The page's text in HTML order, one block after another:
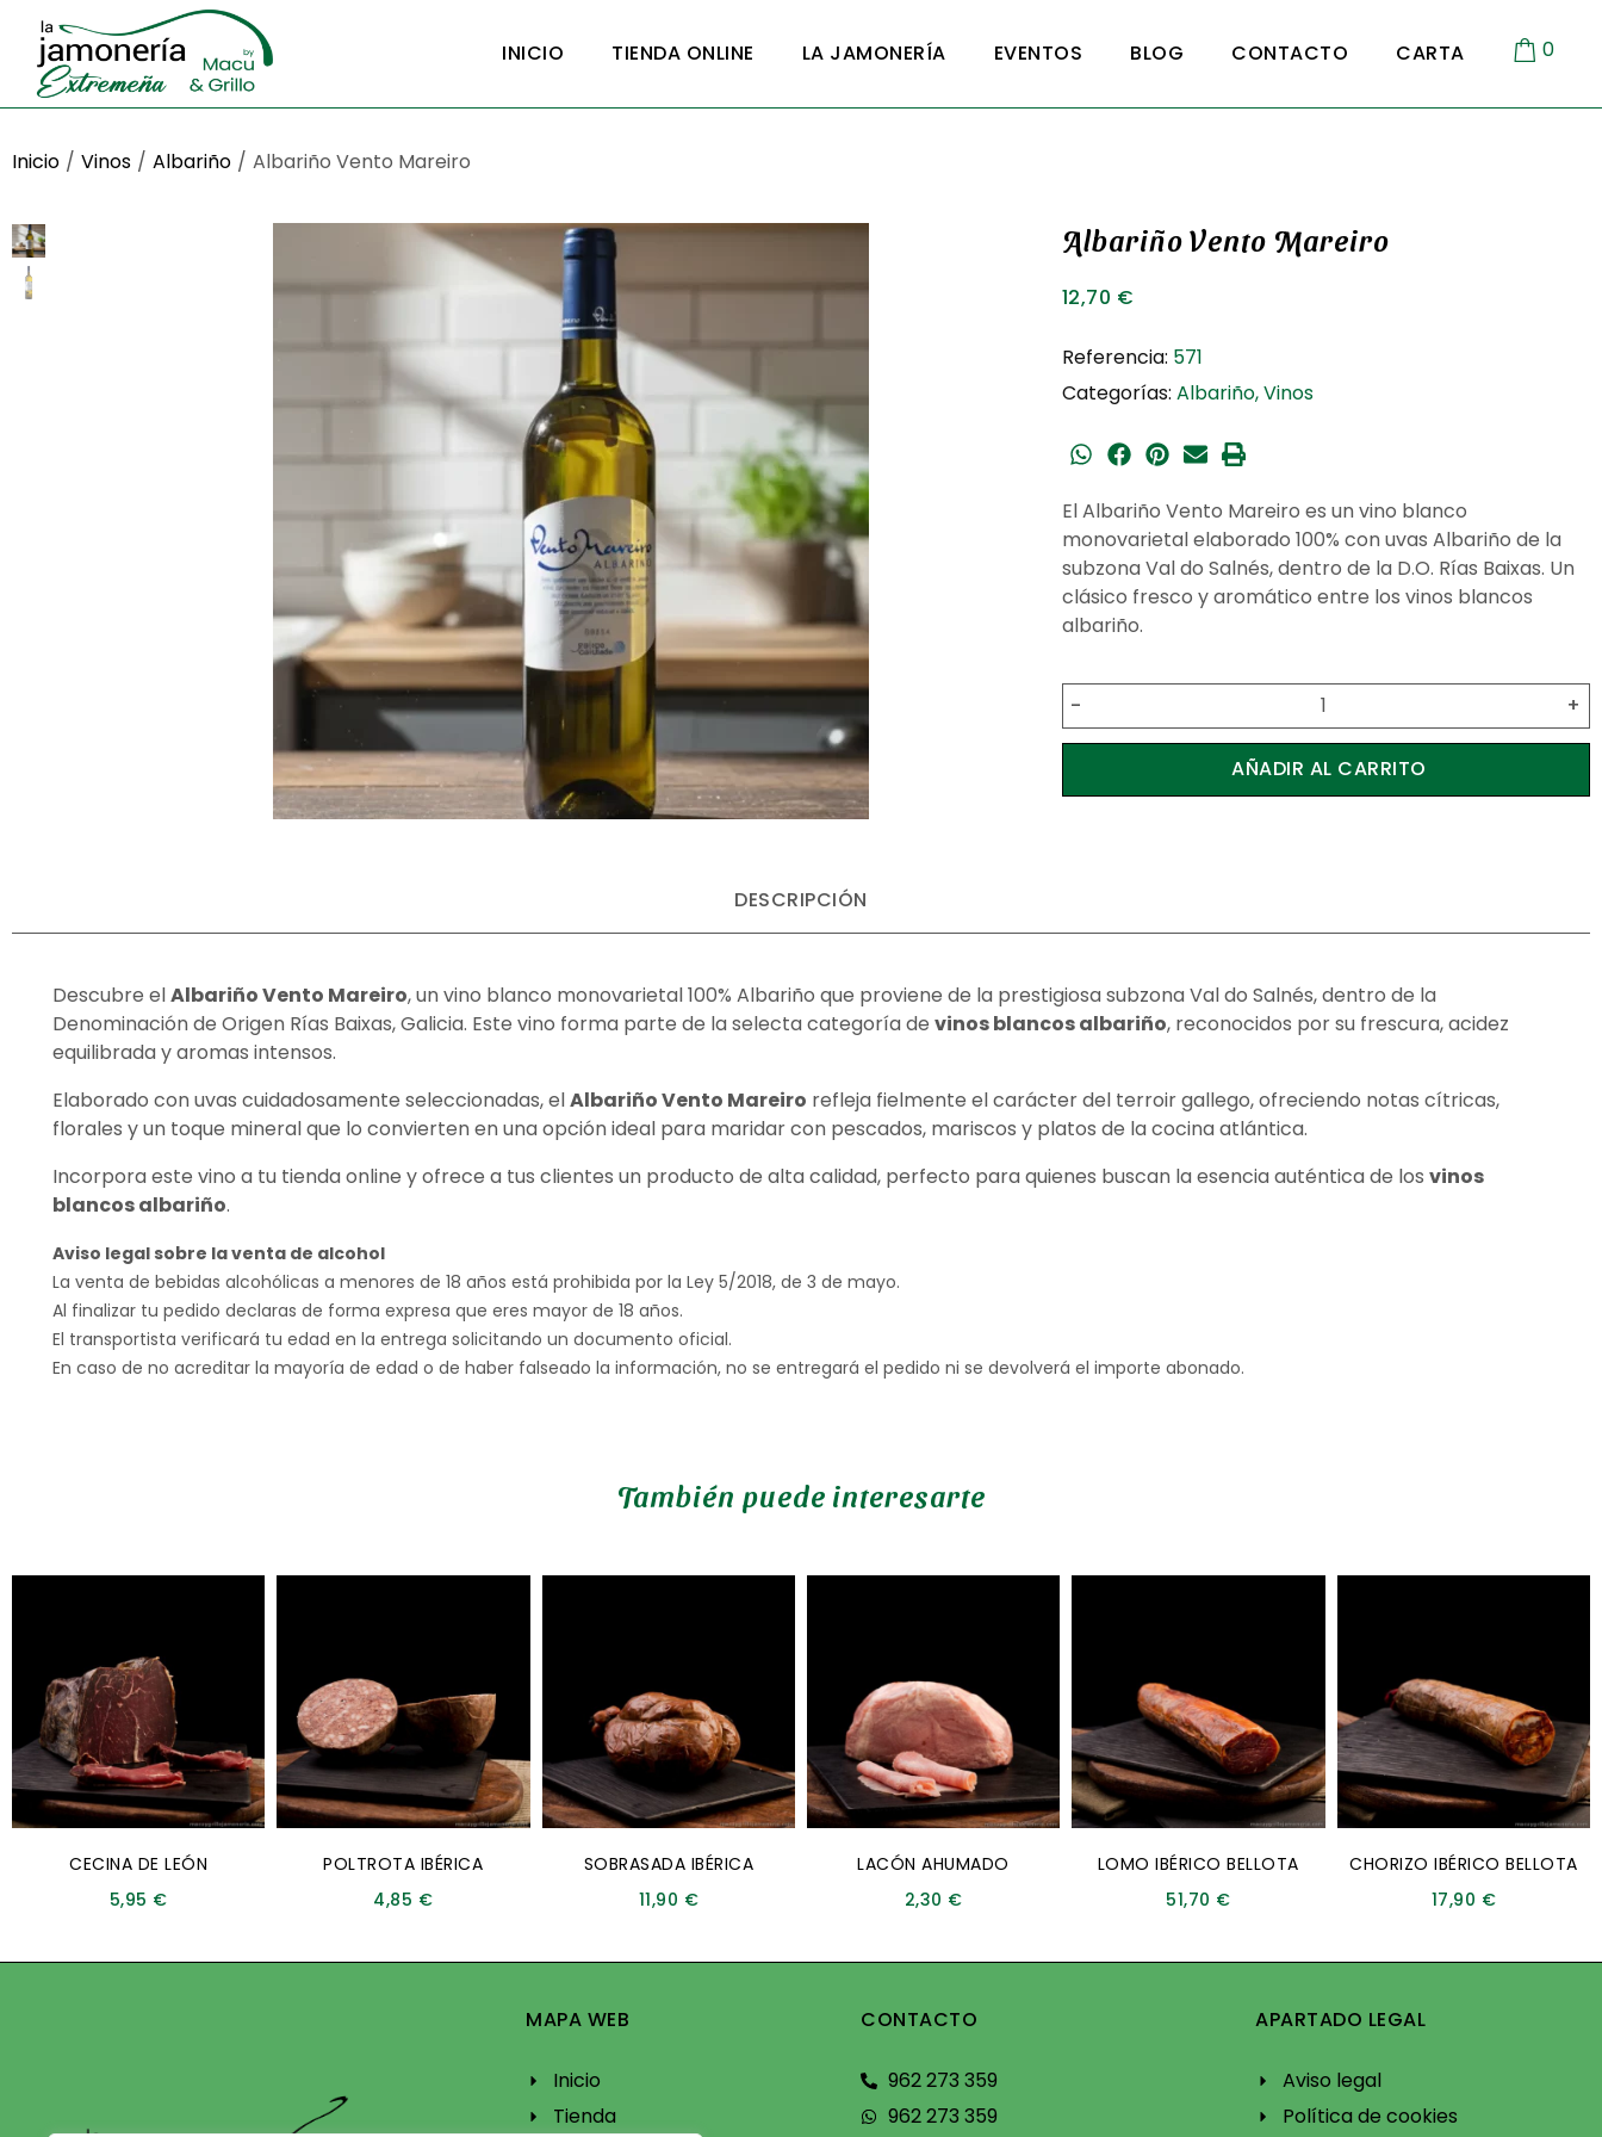
INICIO TIENDA ONLINE LA JAMONERÍA EVENTOS BLOG CONTACTO CARTA 0
Inicio / Vinos / Albariño / Albariño Vento Mareiro
Albariño Vento Mareiro
12,70 €
Referencia: 571
Categorías: Albariño,Vinos
ElAlbariño Vento Mareiro es un vino blanco
monovarietal elaborado 100% con uvas Albariño de la
subzona Val do Salnés, dentro de la D.O. Rías Baixas. Un
clásico fresco y aromático entre los vinos blancos
albariño.
- +
AÑADIR AL CARRITO
DESCRIPCIÓN
Descubre elAlbariño Vento Mareiro, un vino blanco monovarietal 100% Albariño que proviene de la prestigiosa subzona Val do Salnés, dentro de la
Denominación de Origen Rías Baixas, Galicia. Este vino forma parte de la selecta categoría de vinos blancos albariño, reconocidos por su frescura, acidez
equilibrada y aromas intensos.
Elaborado con uvas cuidadosamente seleccionadas, elAlbariño Vento Mareiro refleja fielmente el carácter del terroir gallego, ofreciendo notas cítricas,
florales y un toque mineral que lo convierten en una opción ideal para maridar con pescados, mariscos y platos de la cocina atlántica.
Incorpora este vino a tu tienda online y ofrece a tus clientes un producto de alta calidad, perfecto para quienes buscan la esencia auténtica de los vinos
blancos albariño.
Aviso legal sobre la venta de alcohol
La venta de bebidas alcohólicas a menores de 18 años está prohibida por la Ley 5/2018, de 3 de mayo.
Al finalizar tu pedido declaras de forma expresa que eres mayor de 18 años.
El transportista verificará tu edad en la entrega solicitando un documento oficial.
En caso de no acreditar la mayoría de edad o de haber falseado la información, no se entregará el pedido ni se devolverá el importe abonado.
También puede interesarte
CECINA DE LEÓN
5,95 €
POLTROTA IBÉRICA
4,85 €
SOBRASADA IBÉRICA
11,90 €
LACÓN AHUMADO
2,30 €
LOMO IBÉRICO BELLOTA
51,70 €
CHORIZO IBÉRICO BELLOTA
17,90 €
MAPA WEB
Inicio
Tienda
CONTACTO
962 273 359
962 273 359
APARTADO LEGAL
Aviso legal
Política de cookies